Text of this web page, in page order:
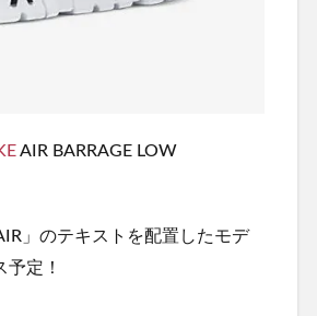
AIR BARRAGE LOW
」のテキストを配置したモデ
定！